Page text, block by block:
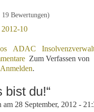
19 Bewertungen)
2012-10
ADAC
DLF-Sendung:
Zum Verfassen von
Anmelden.
bist du!“
am 28 September, 2012 -